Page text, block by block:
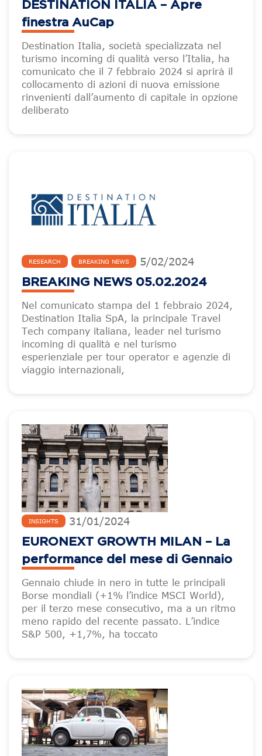
DESTINATION ITALIA – Apre
finestra AuCap
Destination Italia, società specializzata nel
turismo incoming di qualità verso l’Italia, ha
comunicato che il 7 febbraio 2024 si aprirà il
collocamento di azioni di nuova emissione
rinvenienti dall’aumento di capitale in opzione
deliberato
RESEARCH BREAKING NEWS 5/02/2024
BREAKING NEWS 05.02.2024
Nel comunicato stampa del 1 febbraio 2024,
Destination Italia SpA, la principale Travel
Tech company italiana, leader nel turismo
incoming di qualità e nel turismo
esperienziale per tour operator e agenzie di
viaggio internazionali,
INSIGHTS 31/01/2024
EURONEXT GROWTH MILAN – La
performance del mese di Gennaio
Gennaio chiude in nero in tutte le principali
Borse mondiali (+1% l’indice MSCI World),
per il terzo mese consecutivo, ma a un ritmo
meno rapido del recente passato. L’indice
S&P 500, +1,7%, ha toccato